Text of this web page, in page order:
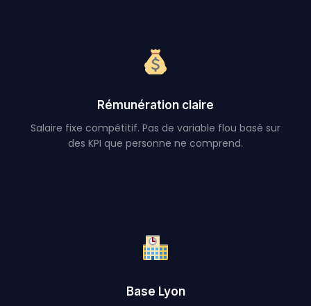
Rémunération claire
Salaire fixe compétitif. Pas de variable flou basé sur
des KPI que personne ne comprend.
Base Lyon